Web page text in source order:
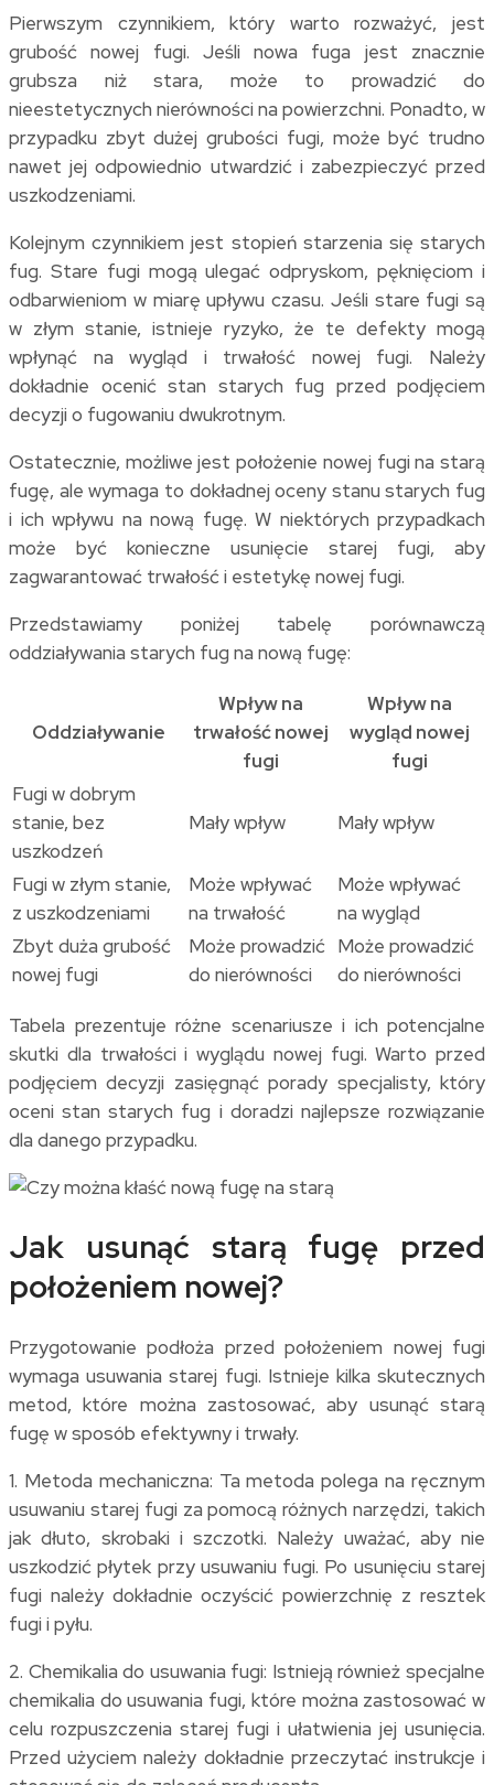
Pierwszym czynnikiem, który warto rozważyć, jest
grubość nowej fugi. Jeśli nowa fuga jest znacznie
grubsza niż stara, może to prowadzić do
nieestetycznych nierówności na powierzchni. Ponadto, w
przypadku zbyt dużej grubości fugi, może być trudno
nawet jej odpowiednio utwardzić i zabezpieczyć przed
uszkodzeniami.
Kolejnym czynnikiem jest stopień starzenia się starych
fug. Stare fugi mogą ulegać odpryskom, pęknięciom i
odbarwieniom w miarę upływu czasu. Jeśli stare fugi są
w złym stanie, istnieje ryzyko, że te defekty mogą
wpłynąć na wygląd i trwałość nowej fugi. Należy
dokładnie ocenić stan starych fug przed podjęciem
decyzji o fugowaniu dwukrotnym.
Ostatecznie, możliwe jest położenie nowej fugi na starą
fugę, ale wymaga to dokładnej oceny stanu starych fug
i ich wpływu na nową fugę. W niektórych przypadkach
może być konieczne usunięcie starej fugi, aby
zagwarantować trwałość i estetykę nowej fugi.
Przedstawiamy poniżej tabelę porównawczą
oddziaływania starych fug na nową fugę:
Oddziaływanie
Wpływ na
trwałość nowej
fugi
Wpływ na
wygląd nowej
fugi
Fugi w dobrym
stanie, bez
uszkodzeń
Mały wpływ Mały wpływ
Fugi w złym stanie,
z uszkodzeniami
Może wpływać
na trwałość
Może wpływać
na wygląd
Zbyt duża grubość
nowej fugi
Może prowadzić
do nierówności
Może prowadzić
do nierówności
Tabela prezentuje różne scenariusze i ich potencjalne
skutki dla trwałości i wyglądu nowej fugi. Warto przed
podjęciem decyzji zasięgnąć porady specjalisty, który
oceni stan starych fug i doradzi najlepsze rozwiązanie
dla danego przypadku.
Jak usunąć starą fugę przed
położeniem nowej?
Przygotowanie podłoża przed położeniem nowej fugi
wymaga usuwania starej fugi. Istnieje kilka skutecznych
metod, które można zastosować, aby usunąć starą
fugę w sposób efektywny i trwały.
1. Metoda mechaniczna: Ta metoda polega na ręcznym
usuwaniu starej fugi za pomocą różnych narzędzi, takich
jak dłuto, skrobaki i szczotki. Należy uważać, aby nie
uszkodzić płytek przy usuwaniu fugi. Po usunięciu starej
fugi należy dokładnie oczyścić powierzchnię z resztek
fugi i pyłu.
2. Chemikalia do usuwania fugi: Istnieją również specjalne
chemikalia do usuwania fugi, które można zastosować w
celu rozpuszczenia starej fugi i ułatwienia jej usunięcia.
Przed użyciem należy dokładnie przeczytać instrukcje i